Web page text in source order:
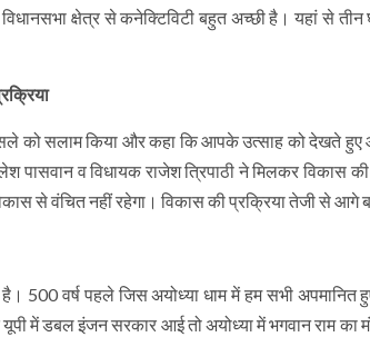
क्षेत्र से कनेक्टिविटी बहुत अच्छी है। यहां से
को सलाम किया और कहा कि आपके उत्साह को देखते
व विधायक राजेश त्रिपाठी ने मिलकर विकास
से वंचित नहीं रहेगा। विकास की प्रक्रिया तेजी से आगे
500 वर्ष पहले जिस अयोध्या धाम में हम सभी अपमानित
में डबल इंजन सरकार आई तो अयोध्या में भगवान राम का